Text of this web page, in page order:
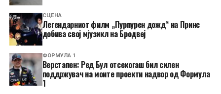
СЦЕНА
Легендарниот филм „Пурпурен дожд“ на Принс
добива свој мјузикл на Бродвеј
ФОРМУЛА 1
Верстапен: Ред Бул отсекогаш бил силен
поддржувач на моите проекти надвор од Формула
1